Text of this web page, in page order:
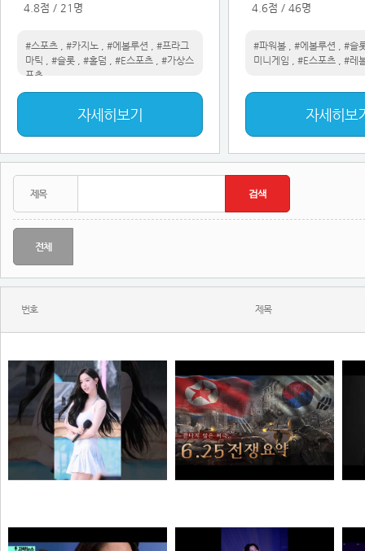
4.8점 / 21명
#스포츠 #카지노 #에볼루션
#프라그
마틱
#슬롯 #홀덤 #E스포츠
#가상스
포츠
자세히보기
4.6점 / 46명
#파워볼 #에볼루션
#슬
미니게임
#E스포츠 #레
자세히보
전체
번호 제목
해골
질주머신